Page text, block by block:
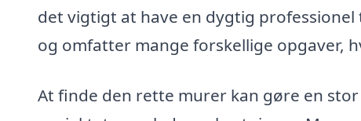
det vigtigt at have en dygtig
og omfatter mange forskellige opgaver,
At finde den rette murer kan gøre en